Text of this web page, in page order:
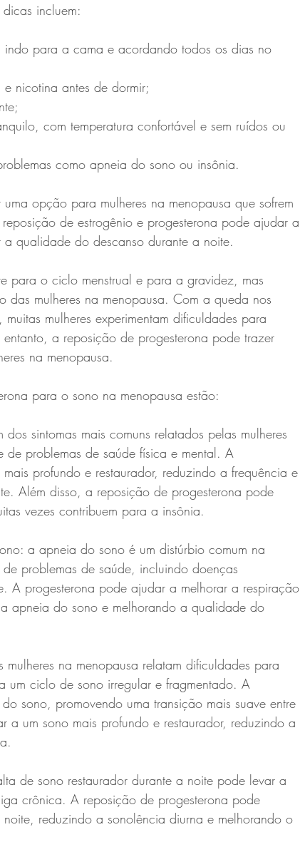
incluem:
e nicotina antes de dormir;
como apneia do sono ou insônia.
opção para mulheres na menopausa que sofrem
de estrogênio e progesterona pode ajudar a
qualidade do descanso durante a noite.
para o ciclo menstrual e para a gravidez, mas
das mulheres na menopausa. Com a queda nos
mulheres experimentam dificuldades para
a reposição de progesterona pode trazer
na menopausa.
para o sono na menopausa estão:
problemas de saúde física e mental. A
profundo e restaurador, reduzindo a frequência e
Além disso, a reposição de progesterona pode
vezes contribuem para a insônia.
problemas de saúde, incluindo doenças
A progesterona pode ajudar a melhorar a respiração
apneia do sono e melhorando a qualidade do
um ciclo de sono irregular e fragmentado. A
sono, promovendo uma transição mais suave entre
a um sono mais profundo e restaurador, reduzindo a
crônica. A reposição de progesterona pode
reduzindo a sonolência diurna e melhorando o